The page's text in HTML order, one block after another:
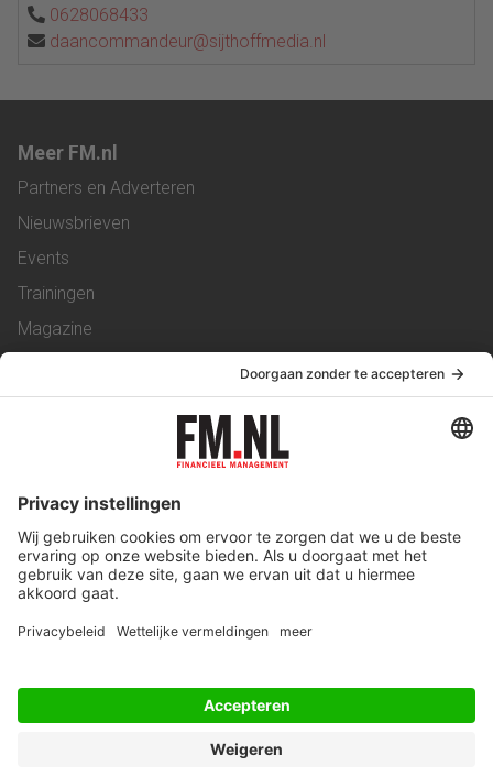
0628068433
daancommandeur@sijthoffmedia.nl
Meer FM.nl
Partners en Adverteren
Nieuwsbrieven
Events
Trainingen
Magazine
Service & Contact
Werken bij ons
Privacy Statement
Algemene Voorwaarden